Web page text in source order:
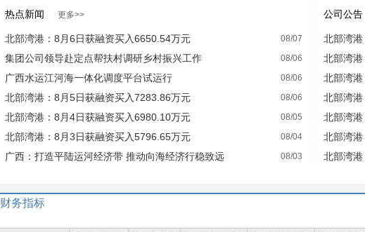
热点新闻 更多>>
08/07
北部湾港：8月6日获融资买入6650.54万元
08/06
集团公司领导赴定点帮扶村调研乡村振兴工作
08/06
广西水运江河海一体化调度平台试运行
08/06
北部湾港：8月5日获融资买入7283.86万元
08/05
北部湾港：8月4日获融资买入6980.10万元
08/04
北部湾港：8月3日获融资买入5796.65万元
08/03
广西：打造平陆运河经济带 推动向海经济行稳致远
公司公告
北部湾
北部湾
理的公告
北部湾
北部湾
北部湾
北部湾
作业区6
北部湾
财务指标